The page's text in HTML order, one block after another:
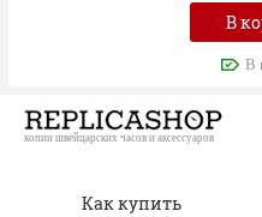
В
В
копии швейцарских часов и аксессуаров
Как купить